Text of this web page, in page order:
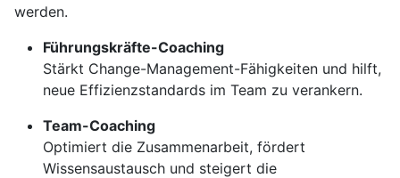
werden.
Führungskräfte-Coaching
Stärkt Change-Management-Fähigkeiten und hilft,
neue Effizienzstandards im Team zu verankern.
Team-Coaching
Optimiert die Zusammenarbeit, fördert
Wissensaustausch und steigert die